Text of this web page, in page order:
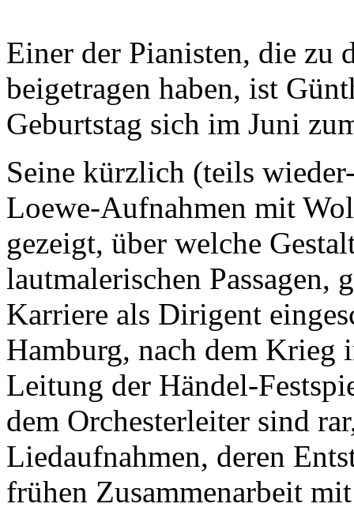
Einer der Pianisten, die zu
beigetragen haben, ist
Geburtstag sich im Juni
Seine kürzlich (teils
Loewe-Aufnahmen mit
gezeigt, über welche
lautmalerischen Passagen,
Karriere als Dirigent
Hamburg, nach dem Krieg
Leitung der Händel-
dem Orchesterleiter sind
Liedaufnahmen, deren
frühen Zusammenarbeit